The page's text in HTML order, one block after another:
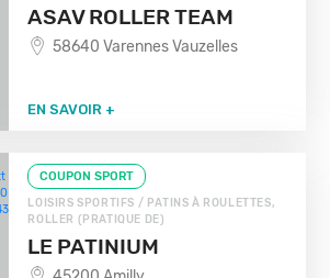
ASAV ROLLER TEAM
58640 Varennes Vauzelles
EN SAVOIR +
COUPON SPORT
LOISIRS SPORTIFS / PATINS À ROULETTES,
ROLLER (PRATIQUE DE)
LE PATINIUM